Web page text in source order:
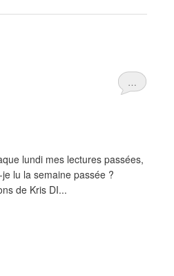
…
lundi mes lectures passées,
lu la semaine passée ?
de Kris DI...